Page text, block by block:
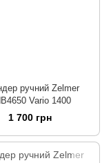
ручний Zelmer
Vario 1400
1 700 грн